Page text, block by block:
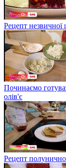
Рецепт незвичної
Починаємо
олів'є
Рецепт